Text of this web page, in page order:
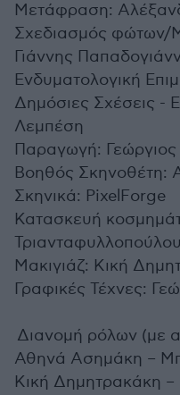
Μετάφραση:
Σχεδιασμός φώτων/
Γιάννης
Ενδυματολογική
Δημόσιες Σχέσεις -
Λεμπέση
Παραγωγή:
Βοηθός Σκηνοθέτη:
Σκηνικά: PixelForge
Κατασκευή
Τριανταφυλλοπούλου
Μακιγιάζ: Κική
Γραφικές Τέχνες:
Διανομή ρόλων (με
Αθηνά Ασημάκη –
Κική Δημητρακάκη